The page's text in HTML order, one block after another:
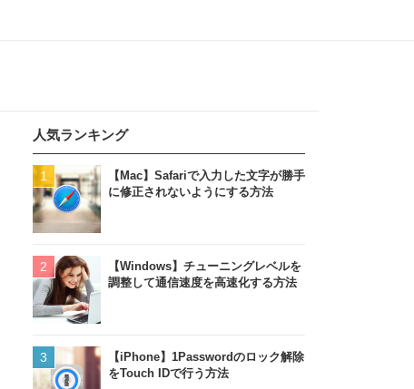
人気ランキング
【Mac】Safariで入力した文字が勝手
に修正されないようにする方法
【Windows】チューニングレベルを
調整して通信速度を高速化する方法
【iPhone】1Passwordのロック解除
をTouch IDで行う方法